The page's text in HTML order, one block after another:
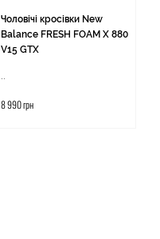
Чоловічі кросівки New
Balance FRESH FOAM X 880
V15 GTX
8 990 грн